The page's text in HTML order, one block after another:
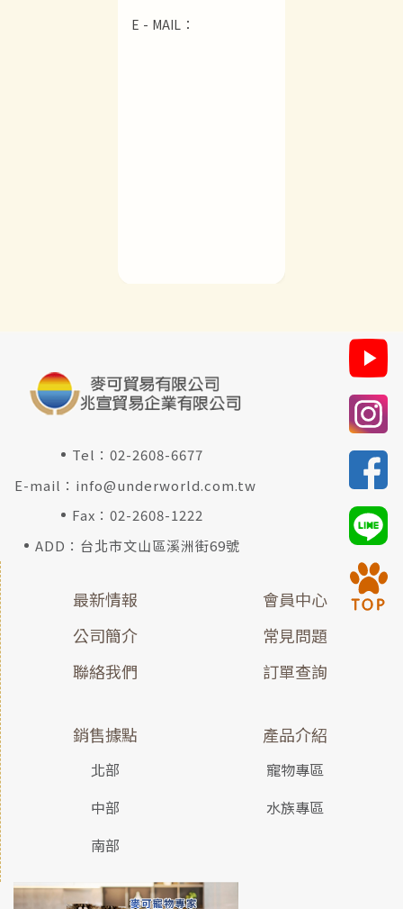
E - MAIL：
Tel：02-2608-6677
E-mail： info@underworld.com.tw
Fax：02-2608-1222
ADD：台北市文山區溪洲街69號
最新情報
公司簡介
聯絡我們
會員中心
常見問題
訂單查詢
銷售據點
北部
中部
南部
產品介紹
寵物專區
水族專區